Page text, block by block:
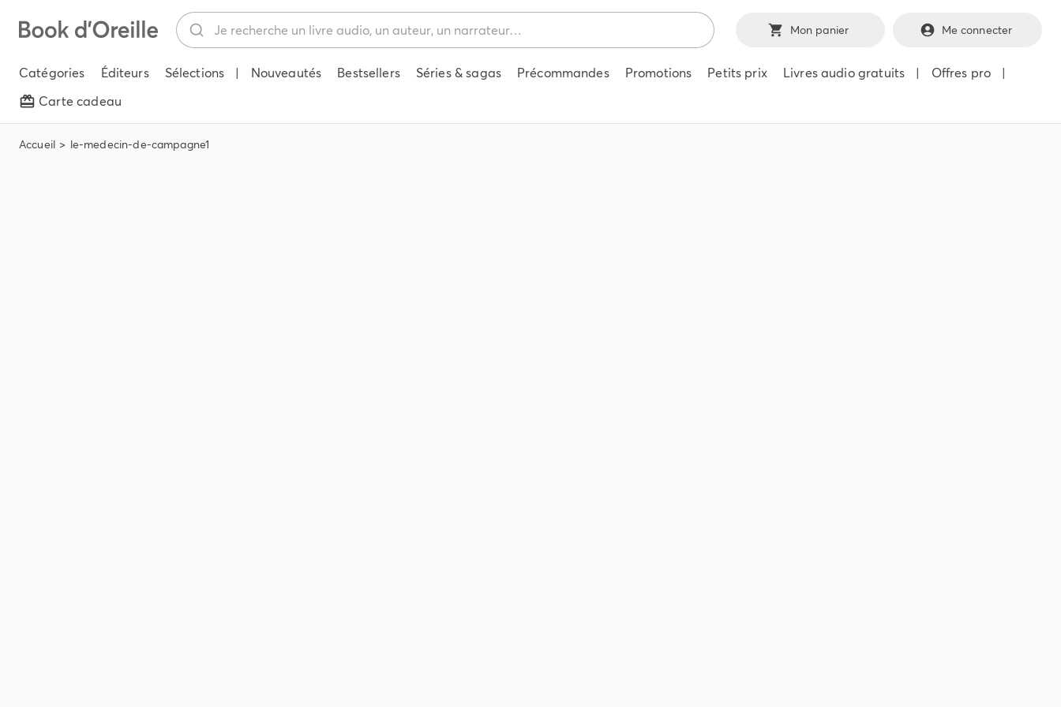
Mon panier Me connecter
Catégories Éditeurs Sélections | Nouveautés Bestsellers Séries & sagas Précommandes Promotions Petits prix Livres audio gratuits | Offres pro
|
Carte cadeau
Accueil le-medecin-de-campagne1